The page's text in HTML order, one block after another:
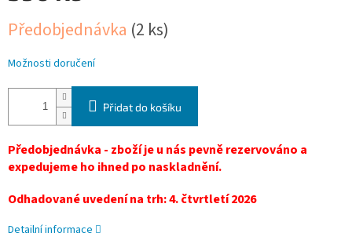
cena:
Předobjednávka (2 ks)
Možnosti doručení
Přidat do košíku
Předobjednávka - zboží je u nás pevně rezervováno a
expedujeme ho ihned po naskladnění.
Odhadované uvedení na trh: 4. čtvrtletí 2026
Detailní informace